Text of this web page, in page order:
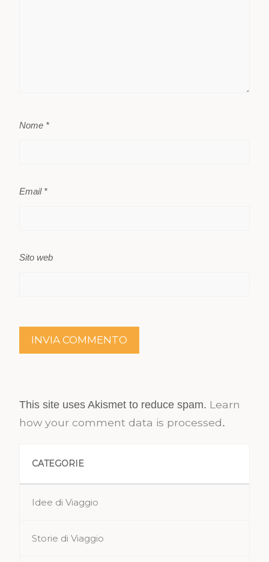
Nome *
Email *
Sito web
This site uses Akismet to reduce spam. Learn
how your comment data is processed.
CATEGORIE
Idee di Viaggio
Storie di Viaggio